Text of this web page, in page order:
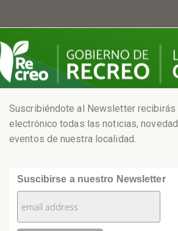
Suscribiéndote al Newsletter recibirás
electrónico todas las noticias,
eventos de nuestra localidad.
Suscibirse a nuestro Newsletter